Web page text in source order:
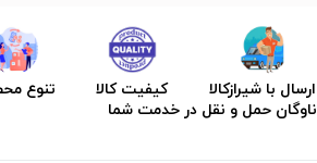
ارسال با شیرازکالا
ناوگان حمل و نقل در خدمت شما
کیفیت کالا تنوع